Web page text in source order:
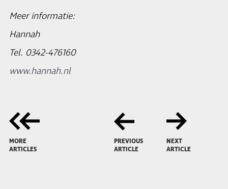
Meer informatie:
Hannah
Tel. 0342-476160
www.hannah.nl
MORE
ARTICLES
PREVIOUS
ARTICLE
NEXT
ARTICLE